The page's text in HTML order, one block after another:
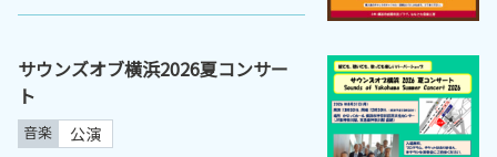
サウンズオブ横浜2026夏コンサー
ト
音楽 公演